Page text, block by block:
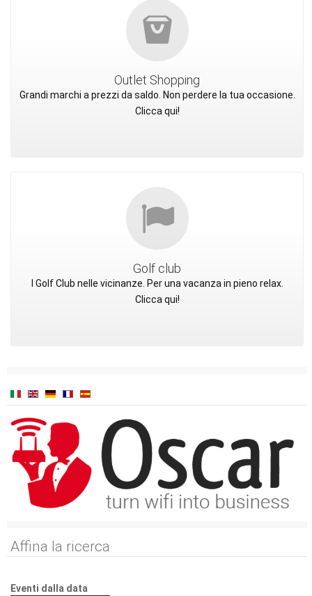
Outlet Shopping
Grandi marchi a prezzi da saldo. Non perdere la tua occasione.
Clicca qui!
Golf club
I Golf Club nelle vicinanze. Per una vacanza in pieno relax.
Clicca qui!
Affina la ricerca
Eventi dalla data